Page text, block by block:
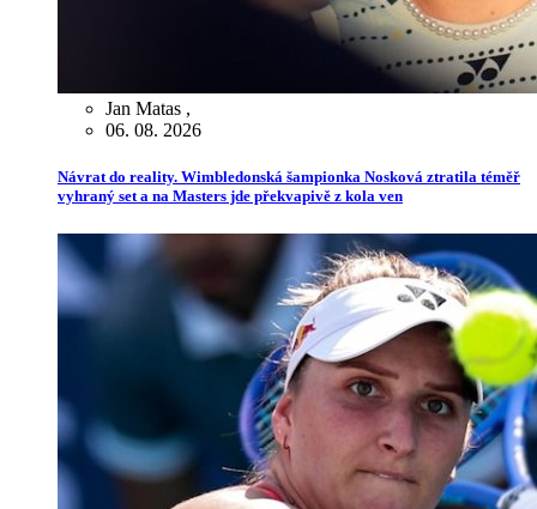
Jan Matas ,
06. 08. 2026
Návrat do reality. Wimbledonská šampionka Nosková ztratila téměř
vyhraný set a na Masters jde překvapivě z kola ven